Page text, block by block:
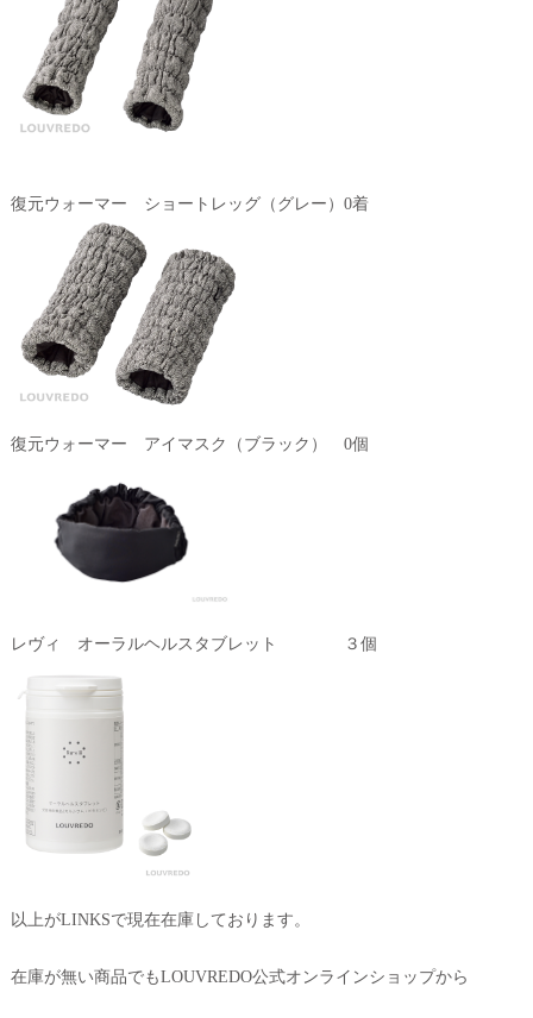
復元ウォーマー ショートレッグ（グレー）0着
復元ウォーマー アイマスク（ブラック） 0個
レヴィ オーラルヘルスタブレット ３個
以上がLINKSで現在在庫しております。
在庫が無い商品でもLOUVREDO公式オンラインショップから